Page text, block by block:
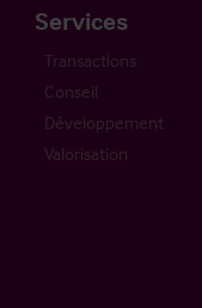
Services
Transactions
Conseil
Développement
Valorisation